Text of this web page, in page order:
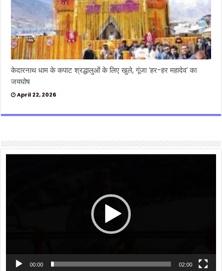
केदारनाथ धाम के कपाट श्रद्धालुओं के लिए खुले, गूंजा ‘हर-हर महादेव’ का
जयघोष
April 22, 2026
Video
00:00 02:00